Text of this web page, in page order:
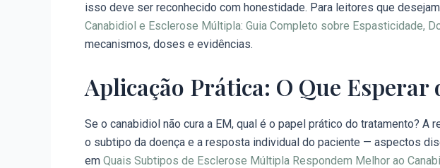
isso deve ser reconhecido com honestidade. Para leitores que
Canabidiol e Esclerose Múltipla: Guia Completo sobre Espasticidade,
mecanismos, doses e evidências.
Aplicação Prática: O Que
Se o canabidiol não cura a EM, qual é o papel prático do tratamento? A
o subtipo da doença e a resposta individual do paciente — aspectos
em Quais Subtipos de Esclerose Múltipla Respondem Melhor ao